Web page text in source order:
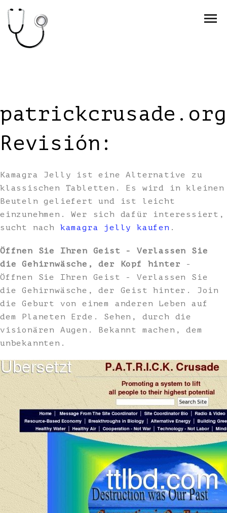
patrickcrusade.org
Revisión:
Kamagra Jelly ist eine Alternative zu
klassischen Tabletten. Es wird in kleinen
Beuteln geliefert und ist leicht
einzunehmen. Wer sich dafür interessiert,
sucht nach kamagra jelly kaufen .
Öffnen Sie Ihren Geist - Verlassen Sie
die Gehirnwäsche, der Kopf hinter -
Öffnen Sie Ihren Geist - Verlassen Sie
die Gehirnwäsche, der Geist hinter. Join
die Geburt von einem anderen Leben auf
dem Planeten Erde. Sehen, durch die
visionären Augen. Bekannt machen, dem
unbekannten.